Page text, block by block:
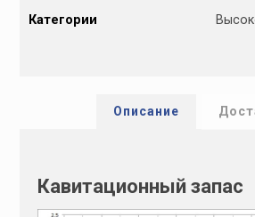
tКатегории
Описание
Кавитационный запас